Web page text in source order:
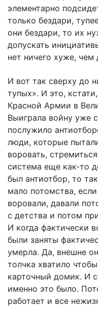
элементарно
только бездари,
они бездари, то их
допускать
нет ничего хуже, чем
И вот так сверху до
тупых». И это,
Красной Армии в
Выиграла войну уже
послужило
люди, которые
воровать,
система еще как-то
был антиотбор, то
мало потомства,
воровали, давали
с детства и потом
И когда фактически
были заняты
умерла. Да, внешне
толчка хватило
карточный домик. И
именно это было.
работает и все